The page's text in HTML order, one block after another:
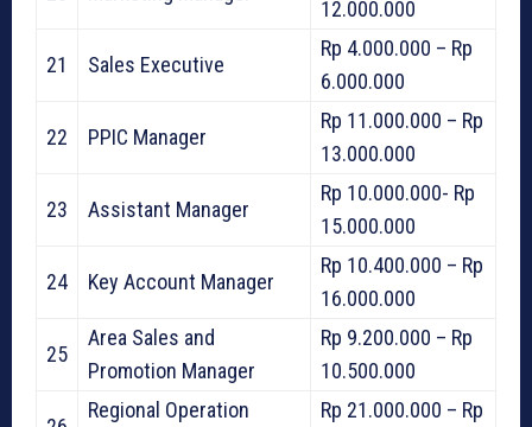
12.000.000
21 Sales Executive
Rp 4.000.000 – Rp
6.000.000
22 PPIC Manager
Rp 11.000.000 – Rp
13.000.000
23 Assistant Manager
Rp 10.000.000- Rp
15.000.000
24 Key Account Manager
Rp 10.400.000 – Rp
16.000.000
25
Area Sales and
Promotion Manager
Rp 9.200.000 – Rp
10.500.000
Regional Operation Rp 21.000.000 – Rp